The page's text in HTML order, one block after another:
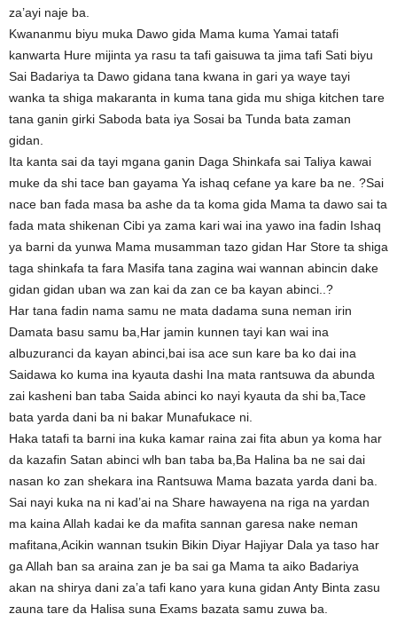
za’ayi naje ba.
Kwananmu biyu muka Dawo gida Mama kuma Yamai tatafi
kanwarta Hure mijinta ya rasu ta tafi gaisuwa ta jima tafi Sati biyu
Sai Badariya ta Dawo gidana tana kwana in gari ya waye tayi
wanka ta shiga makaranta in kuma tana gida mu shiga kitchen tare
tana ganin girki Saboda bata iya Sosai ba Tunda bata zaman
gidan.
Ita kanta sai da tayi mgana ganin Daga Shinkafa sai Taliya kawai
muke da shi tace ban gayama Ya ishaq cefane ya kare ba ne. ?Sai
nace ban fada masa ba ashe da ta koma gida Mama ta dawo sai ta
fada mata shikenan Cibi ya zama kari wai ina yawo ina fadin Ishaq
ya barni da yunwa Mama musamman tazo gidan Har Store ta shiga
taga shinkafa ta fara Masifa tana zagina wai wannan abincin dake
gidan gidan uban wa zan kai da zan ce ba kayan abinci..?
Har tana fadin nama samu ne mata dadama suna neman irin
Damata basu samu ba,Har jamin kunnen tayi kan wai ina
albuzuranci da kayan abinci,bai isa ace sun kare ba ko dai ina
Saidawa ko kuma ina kyauta dashi Ina mata rantsuwa da abunda
zai kasheni ban taba Saida abinci ko nayi kyauta da shi ba,Tace
bata yarda dani ba ni bakar Munafukace ni.
Haka tatafi ta barni ina kuka kamar raina zai fita abun ya koma har
da kazafin Satan abinci wlh ban taba ba,Ba Halina ba ne sai dai
nasan ko zan shekara ina Rantsuwa Mama bazata yarda dani ba.
Sai nayi kuka na ni kad’ai na Share hawayena na riga na yardan
ma kaina Allah kadai ke da mafita sannan garesa nake neman
mafitana,Acikin wannan tsukin Bikin Diyar Hajiyar Dala ya taso har
ga Allah ban sa araina zan je ba sai ga Mama ta aiko Badariya
akan na shirya dani za’a tafi kano yara kuna gidan Anty Binta zasu
zauna tare da Halisa suna Exams bazata samu zuwa ba.